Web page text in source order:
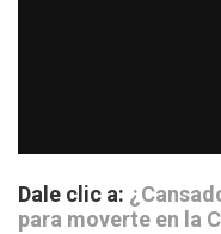
Dale clic a:
para moverte en la